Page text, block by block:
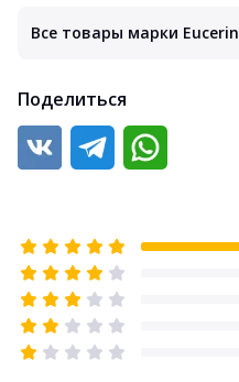
Все товары марки Eucerin
Поделиться